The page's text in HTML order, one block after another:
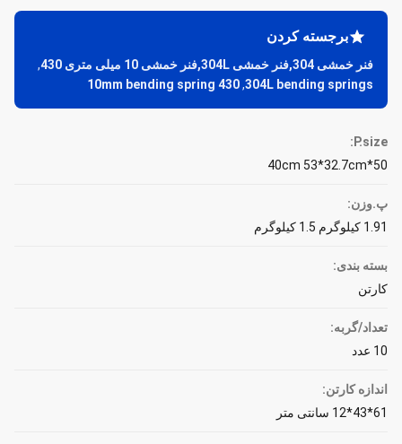
برجسته کردن
فنر خمشی 304,فنر خمشی 304L,فنر خمشی 10 میلی متری 430
,
304L bending springs
,
430 10mm bending spring
P.size:
50*40cm 53*32.7cm
پ.وزن:
1.91 کیلوگرم 1.5 کیلوگرم
بسته بندی:
کارتن
تعداد/گربه:
10 عدد
اندازه کارتن:
61*43*12 سانتی متر